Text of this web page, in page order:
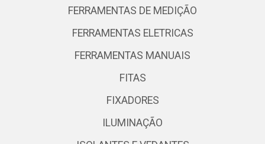
FERRAMENTAS DE MEDIÇÃO
FERRAMENTAS ELETRICAS
FERRAMENTAS MANUAIS
FITAS
FIXADORES
ILUMINAÇÃO